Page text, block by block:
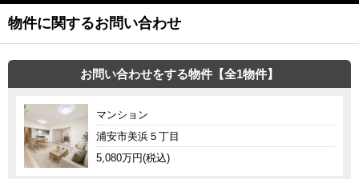
物件に関するお問い合わせ
お問い合わせをする物件【全1物件】
マンション
浦安市美浜５丁目
5,080万円(税込)